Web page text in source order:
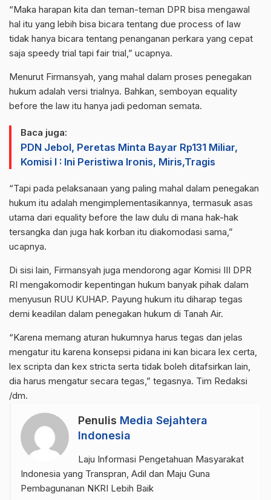
“Maka harapan kita dan teman-teman DPR bisa mengawal
hal itu yang lebih bisa bicara tentang due process of law
tidak hanya bicara tentang penanganan perkara yang cepat
saja speedy trial tapi fair trial,” ucapnya.
Menurut Firmansyah, yang mahal dalam proses penegakan
hukum adalah versi trialnya. Bahkan, semboyan equality
before the law itu hanya jadi pedoman semata.
Baca juga:
PDN Jebol, Peretas Minta Bayar Rp131 Miliar,
Komisi I : Ini Peristiwa Ironis, Miris,Tragis
“Tapi pada pelaksanaan yang paling mahal dalam penegakan
hukum itu adalah mengimplementasikannya, termasuk asas
utama dari equality before the law dulu di mana hak-hak
tersangka dan juga hak korban itu diakomodasi sama,”
ucapnya.
Di sisi lain, Firmansyah juga mendorong agar Komisi III DPR
RI mengakomodir kepentingan hukum banyak pihak dalam
menyusun RUU KUHAP. Payung hukum itu diharap tegas
demi keadilan dalam penegakan hukum di Tanah Air.
“Karena memang aturan hukumnya harus tegas dan jelas
mengatur itu karena konsepsi pidana ini kan bicara lex certa,
lex scripta dan kex stricta serta tidak boleh ditafsirkan lain,
dia harus mengatur secara tegas,” tegasnya. Tim Redaksi
/dm.
Penulis Media Sejahtera
Indonesia
Laju Informasi Pengetahuan Masyarakat
Indonesia yang Transpran, Adil dan Maju Guna
Pembagunanan NKRI Lebih Baik